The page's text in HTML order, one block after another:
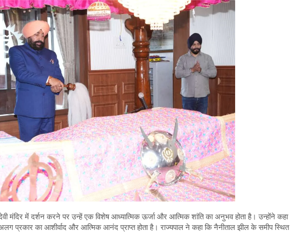
मंदिर में दर्शन करने पर उन्हें एक विशेष आध्यात्मिक ऊर्जा और आत्मिक शांति का अनुभव होता है। उन्होंने कहा
प्रकार का आशीर्वाद और आत्मिक आनंद प्राप्त होता है। राज्यपाल ने कहा कि नैनीताल झील के समीप स्थित